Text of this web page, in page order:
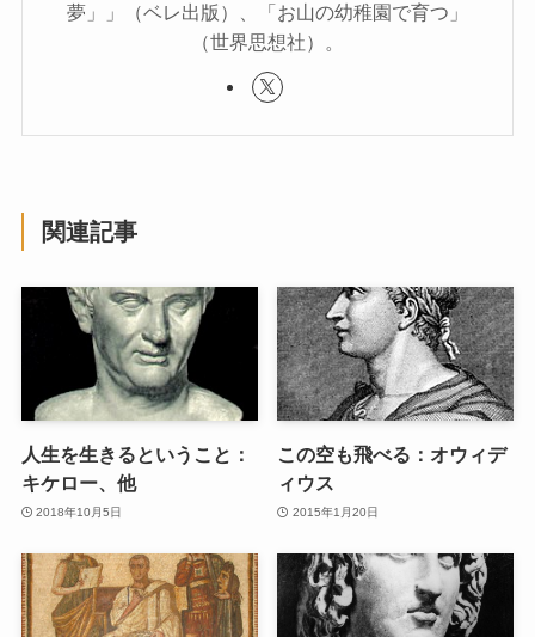
夢」」（ベレ出版）、「お山の幼稚園で育つ」
（世界思想社）。
関連記事
人生を生きるということ：
キケロー、他
2018年10月5日
この空も飛べる：オウィデ
ィウス
2015年1月20日